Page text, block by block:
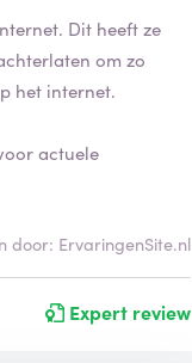
Dit heeft ze
om zo
het internet.
actuele
door: ErvaringenSite.nl
Expert review